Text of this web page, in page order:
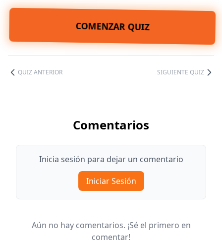
COMENZAR QUIZ
QUIZ ANTERIOR SIGUIENTE QUIZ
Comentarios
Inicia sesión para dejar un comentario
Iniciar Sesión
Aún no hay comentarios. ¡Sé el primero en
comentar!